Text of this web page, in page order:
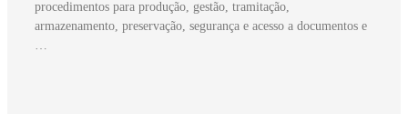
procedimentos para produção, gestão, tramitação,
armazenamento, preservação, segurança e acesso a documentos e